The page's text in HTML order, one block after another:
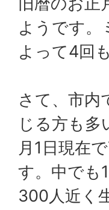
ようです。
よって4回
さて、市内
じる方も
月1日現在
す。中でも
300人近く